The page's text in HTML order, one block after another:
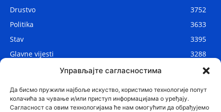
Управљајте сагласностима
Да бисмо пружили најбоље искуство, користимо технологије попут
колачића за чување и/или приступ информацијама о уређају.
Сагласност са овим технологијама ће нам омогућити да обрађујемо
Drustvo
3752
Politika
3633
Stav
3395
Glavne vijesti
3288
2912